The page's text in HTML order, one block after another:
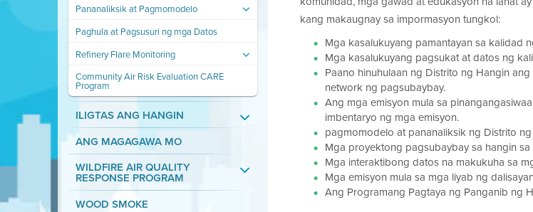
Pananaliksik at Pagmomodelo
Paghula at Pagsusuri ng mga Datos
Refinery Flare Monitoring
Community Air Risk Evaluation CARE
Program
ILIGTAS ANG HANGIN
ANG MAGAGAWA MO
WILDFIRE AIR QUALITY
RESPONSE PROGRAM
WOOD SMOKE
kang makaugnay sa impormasyon tungkol:
Mga kasalukuyang pamantayan sa kalidad
Mga kasalukuyang pagsukat at datos ng
Paano hinuhulaan ng Distrito ng Hangin
network ng pagsubaybay.
Ang mga emisyon mula sa
imbentaryo ng mga emisyon.
pagmomodelo at pananaliksik ng Distrito
Mga proyektong pagsubaybay sa hangin
Mga interaktibong datos na makukuha sa
Mga emisyon mula sa mga liyab ng
Ang Programang Pagtaya ng Panganib ng